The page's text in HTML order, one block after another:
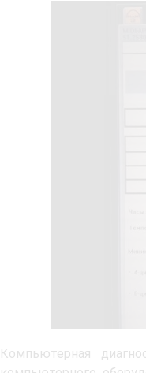
Компьютерная